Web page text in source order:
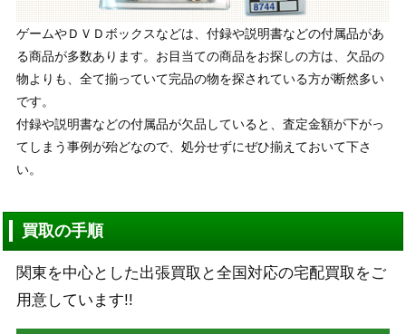
ゲームやＤＶＤボックスなどは、付録や説明書などの付属品があ
る商品が多数あります。お目当ての商品をお探しの方は、欠品の
物よりも、全て揃っていて完品の物を探されている方が断然多い
です。
付録や説明書などの付属品が欠品していると、査定金額が下がっ
てしまう事例が殆どなので、処分せずにぜひ揃えておいて下さ
い。
買取の手順
関東を中心とした出張買取と全国対応の宅配買取をご
用意しています!!